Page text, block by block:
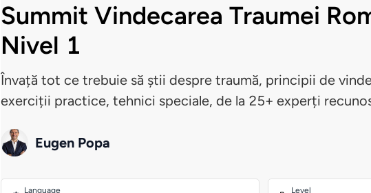
Summit Vindecarea Traumei
Nivel 1
Învață tot ce trebuie să știi despre traumă, principii de
exerciții practice, tehnici speciale, de la 25+ experți
Eugen Popa
Language Level